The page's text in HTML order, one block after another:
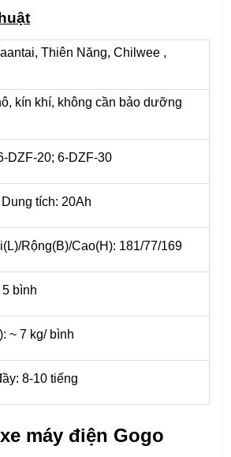
Thiên Năng, Chilwee ,
kín khí, không cần bảo dưỡng
DZF-20; 6-DZF-30
tích: 20Ah
Rộng(B)/Cao(H): 181/77/169
bình
~ 7 kg/ bình
8-10 tiếng
máy điện Gogo